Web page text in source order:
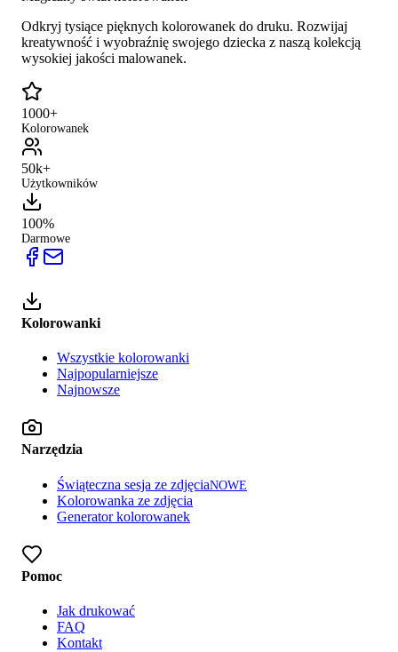
Odkryj tysiące pięknych kolorowanek do druku. Rozwijaj
kreatywność i wyobraźnię swojego dziecka z naszą kolekcją
wysokiej jakości malowanek.
1000+
Kolorowanek
50k+
Użytkowników
100%
Darmowe
Kolorowanki
Wszystkie kolorowanki
Najpopularniejsze
Najnowsze
Narzędzia
Świąteczna sesja ze zdjęciaNOWE
Kolorowanka ze zdjęcia
Generator kolorowanek
Pomoc
Jak drukować
FAQ
Kontakt